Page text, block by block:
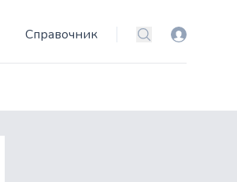
Справочник Поиск Вход